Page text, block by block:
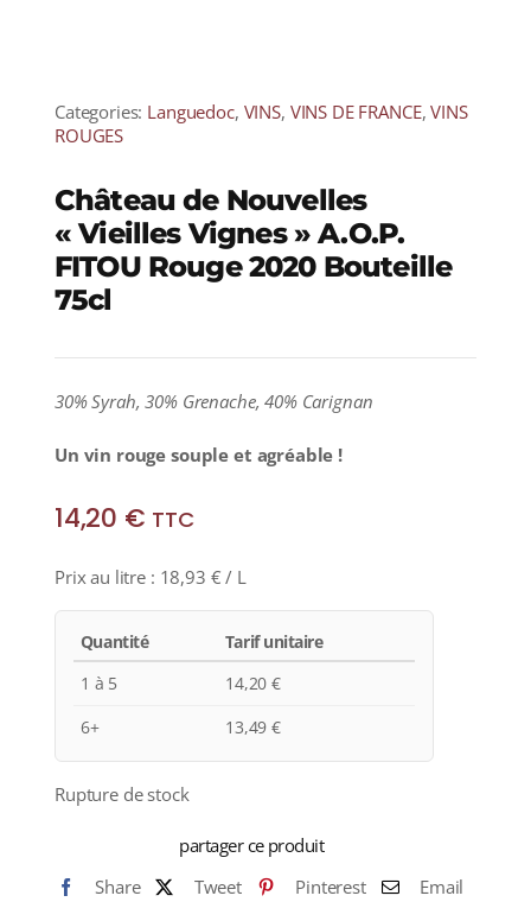
Categories: Languedoc, VINS, VINS DE FRANCE,VINS
ROUGES
Château de Nouvelles
« Vieilles Vignes » A.O.P.
FITOU Rouge 2020 Bouteille
75cl
30% Syrah, 30% Grenache, 40% Carignan
Un vin rouge souple et agréable !
14,20 € TTC
Prix au litre : 18,93 € / L
Quantité
Tarif unitaire
1 à 5
14,20€
6+
13,49€
Rupture de stock
partager ce produit
Share
Tweet Pinterest Email